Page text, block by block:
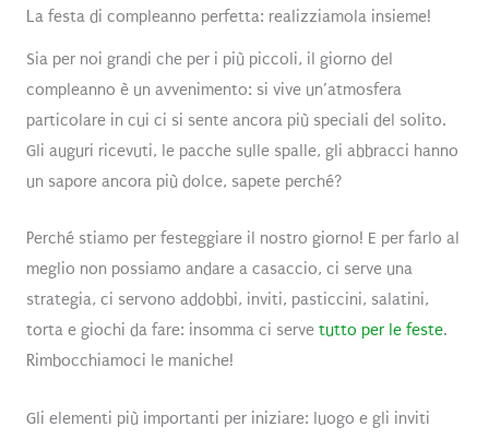
La festa di compleanno perfetta: realizziamola insieme!
Sia per noi grandi che per i più piccoli, il giorno del
compleanno è un avvenimento: si vive un’atmosfera
particolare in cui ci si sente ancora più speciali del solito.
Gli auguri ricevuti, le pacche sulle spalle, gli abbracci hanno
un sapore ancora più dolce, sapete perché?
Perché stiamo per festeggiare il nostro giorno! E per farlo al
meglio non possiamo andare a casaccio, ci serve una
strategia, ci servono addobbi, inviti, pasticcini, salatini,
torta e giochi da fare: insomma ci serve tutto per le feste.
Rimbocchiamoci le maniche!
Gli elementi più importanti per iniziare: luogo e gli inviti